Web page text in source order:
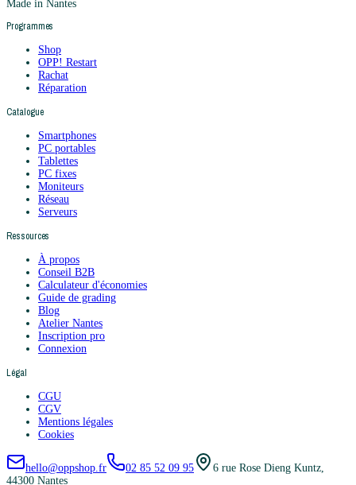
Made in Nantes
Programmes
Shop
OPP! Restart
Rachat
Réparation
Catalogue
Smartphones
PC portables
Tablettes
PC fixes
Moniteurs
Réseau
Serveurs
Ressources
À propos
Conseil B2B
Calculateur d'économies
Guide de grading
Blog
Atelier Nantes
Inscription pro
Connexion
Légal
CGU
CGV
Mentions légales
Cookies
hello@oppshop.fr 02 85 52 09 95
6 rue Rose Dieng Kuntz,
44300 Nantes